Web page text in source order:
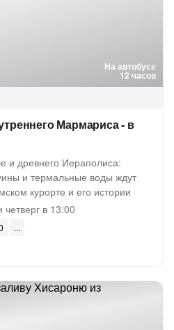
На автобусе
12 часов
Мармариса - в
и древнего Иераполиса:
и термальные воды ждут
курорте и его истории
четверг в 13:00